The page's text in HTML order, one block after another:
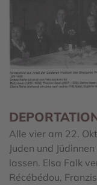
Alle vier am 22.
Juden und
lassen. Elsa Falk
Récébédou,